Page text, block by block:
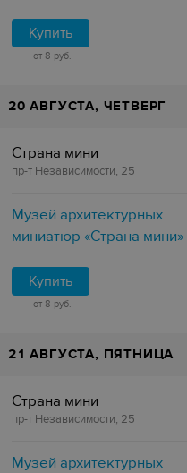
Купить
от 8 руб.
20 АВГУСТА, ЧЕТВЕРГ
Страна мини
пр-т Независимости, 25
Музей архитектурных
миниатюр «Страна мини»
Купить
от 8 руб.
21 АВГУСТА, ПЯТНИЦА
Страна мини
пр-т Независимости, 25
Музей архитектурных